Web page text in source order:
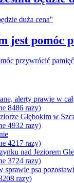
jest
alerty prawie w
8486 razy)
Głębokim w
4932 razy)
4217 razy)
nad Jeziorem
3724 razy)
sprawie psa
razy)